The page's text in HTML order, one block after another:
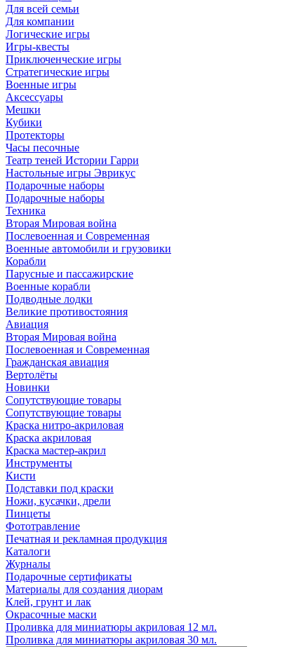
Для всей семьи
Для компании
Логические игры
Игры-квесты
Приключенческие игры
Стратегические игры
Военные игры
Аксессуары
Мешки
Кубики
Протекторы
Часы песочные
Театр теней Истории Гарри
Настольные игры Эврикус
Подарочные наборы
Подарочные наборы
Техника
Вторая Мировая война
Послевоенная и Современная
Военные автомобили и грузовики
Корабли
Парусные и пассажирские
Военные корабли
Подводные лодки
Великие противостояния
Авиация
Вторая Мировая война
Послевоенная и Современная
Гражданская авиация
Вертолёты
Новинки
Сопутствующие товары
Сопутствующие товары
Краска нитро-акриловая
Краска акриловая
Краска мастер-акрил
Инструменты
Кисти
Подставки под краски
Ножи, кусачки, дрели
Пинцеты
Фототравление
Печатная и рекламная продукция
Каталоги
Журналы
Подарочные сертификаты
Материалы для создания диорам
Клей, грунт и лак
Окрасочные маски
Проливка для миниатюры акриловая 12 мл.
Проливка для миниатюры акриловая 30 мл.